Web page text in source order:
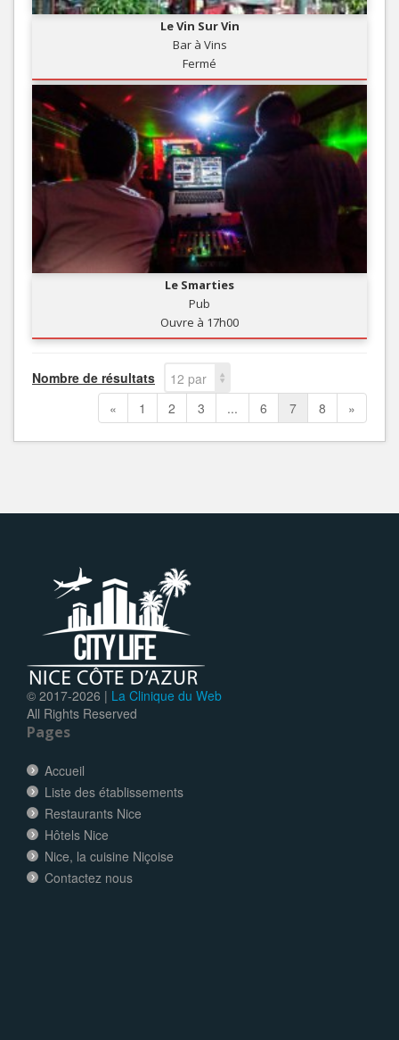
Le Vin Sur Vin
Bar à Vins
Fermé
Le Smarties
Pub
Ouvre à 17h00
Nombre de résultats
12 par
page
« 1 2 3 ... 6 7 8 »
© 2017-2026 | La Clinique du Web
All Rights Reserved
Pages
Accueil
Liste des établissements
Restaurants Nice
Hôtels Nice
Nice, la cuisine Niçoise
Contactez nous